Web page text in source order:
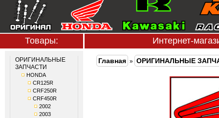
Товары: Интернет-
ОРИГИНАЛЬНЫЕ
ЗАПЧАСТИ
HONDA
CR125R
CRF250R
CRF450R
2002
2003
Главная » ОРИГИНАЛЬНЫЕ